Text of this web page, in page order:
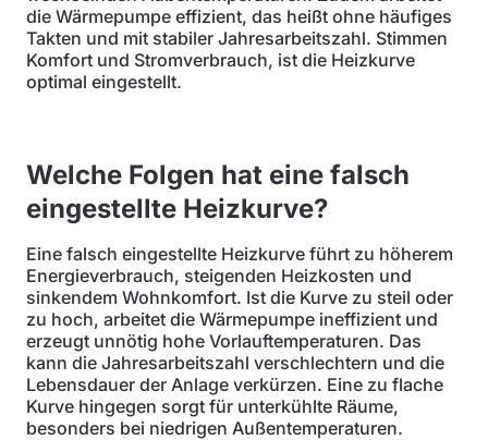
die Wärmepumpe effizient, das heißt ohne häufiges
Takten und mit stabiler Jahresarbeitszahl. Stimmen
Komfort und Stromverbrauch, ist die Heizkurve
optimal eingestellt.
Welche Folgen hat eine falsch
eingestellte Heizkurve?
Eine falsch eingestellte Heizkurve führt zu höherem
Energieverbrauch, steigenden Heizkosten und
sinkendem Wohnkomfort. Ist die Kurve zu steil oder
zu hoch, arbeitet die Wärmepumpe ineffizient und
erzeugt unnötig hohe Vorlauftemperaturen. Das
kann die Jahresarbeitszahl verschlechtern und die
Lebensdauer der Anlage verkürzen. Eine zu flache
Kurve hingegen sorgt für unterkühlte Räume,
besonders bei niedrigen Außentemperaturen.